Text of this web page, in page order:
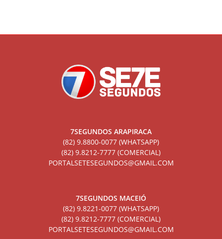
7SEGUNDOS ARAPIRACA
(82) 9.8800-0077 (WHATSAPP)
(82) 9.8212-7777 (COMERCIAL)
PORTALSETESEGUNDOS@GMAIL.COM
7SEGUNDOS MACEIÓ
(82) 9.8221-0077 (WHATSAPP)
(82) 9.8212-7777 (COMERCIAL)
PORTALSETESEGUNDOS@GMAIL.COM